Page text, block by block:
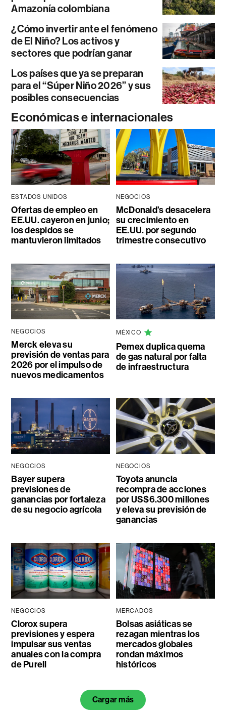
Amazonía colombiana
¿Cómo invertir ante el fenómeno
de El Niño? Los activos y
sectores que podrían ganar
Los países que ya se preparan
para el “Súper Niño 2026” y sus
posibles consecuencias
Económicas e internacionales
ESTADOS UNIDOS
Ofertas de empleo en
EE.UU. cayeron en junio;
los despidos se
mantuvieron limitados
NEGOCIOS
McDonald’s desacelera
su crecimiento en
EE.UU. por segundo
trimestre consecutivo
NEGOCIOS
Merck eleva su
previsión de ventas para
2026 por el impulso de
nuevos medicamentos
MÉXICO
Pemex duplica quema
de gas natural por falta
de infraestructura
NEGOCIOS
Bayer supera
previsiones de
ganancias por fortaleza
de su negocio agrícola
NEGOCIOS
Toyota anuncia
recompra de acciones
por US$6.300 millones
y eleva su previsión de
ganancias
NEGOCIOS
Clorox supera
previsiones y espera
impulsar sus ventas
anuales con la compra
de Purell
MERCADOS
Bolsas asiáticas se
rezagan mientras los
mercados globales
rondan máximos
históricos
Cargar más